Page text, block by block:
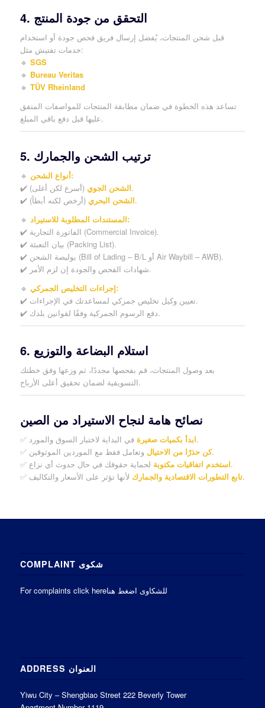
4. التحقق من جودة المنتج
قبل شحن المنتجات، يُفضل إرسال فريق فحص جودة أو استخدام
خدمات تفتيش مثل:
🔹 SGS
🔹 Bureau Veritas
🔹 TÜV Rheinland
تساعد هذه الخطوة في ضمان مطابقة المنتجات للمواصفات المتفق
عليها قبل دفع باقي المبلغ.
5. ترتيب الشحن والجمارك
🔹
أنواع الشحن:
✔️
الشحن الجوي(أسرع لكن أغلى).
✔️
الشحن البحري(أرخص لكنه أبطأ).
🔹
المستندات المطلوبة للاستيراد:
✔️ الفاتورة التجارية (Commercial Invoice).
✔️ بيان التعبئة (Packing List).
✔️ بوليصة الشحن (Bill of Lading – B/L أو Air Waybill – AWB).
✔️ شهادات الفحص والجودة إن لزم الأمر.
🔹
إجراءات التخليص الجمركي:
✔️ تعيين وكيل تخليص جمركي لمساعدتك في الإجراءات.
✔️ دفع الرسوم الجمركية وفقًا لقوانين بلدك.
6. استلام البضاعة والتوزيع
بعد وصول المنتجات، قم بفحصها مجددًا، ثم وزعها وفق خطتك
التسويقية لضمان تحقيق أعلى الأرباح.
نصائح هامة لنجاح الاستيراد من الصين
✅ ابدأ بكميات صغيرةفي البداية لاختبار السوق والمورد.
✅
كن حذرًا من الاحتيالوتعامل فقط مع الموردين الموثوقين.
✅
استخدم اتفاقيات مكتوبةلحماية حقوقك في حال حدوث أي نزاع.
✅
تابع التطورات الاقتصادية والجماركلأنها تؤثر على الأسعار والتكاليف.
COMPLAINT شكوى
For complaints click hereللشكاوى اضغط هنا
ADDRESS العنوان
Yiwu City – Shengbiao Street 222 Beverly Tower